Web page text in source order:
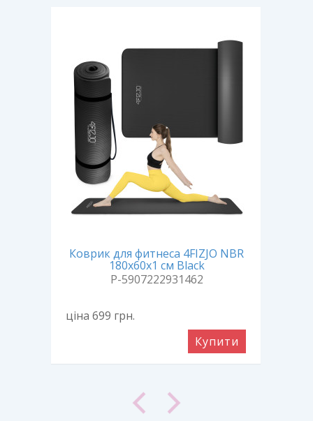
Коврик для фитнеса 4FIZJO NBR
180x60x1 см Black
P-5907222931462
ціна 699 грн.
Купити